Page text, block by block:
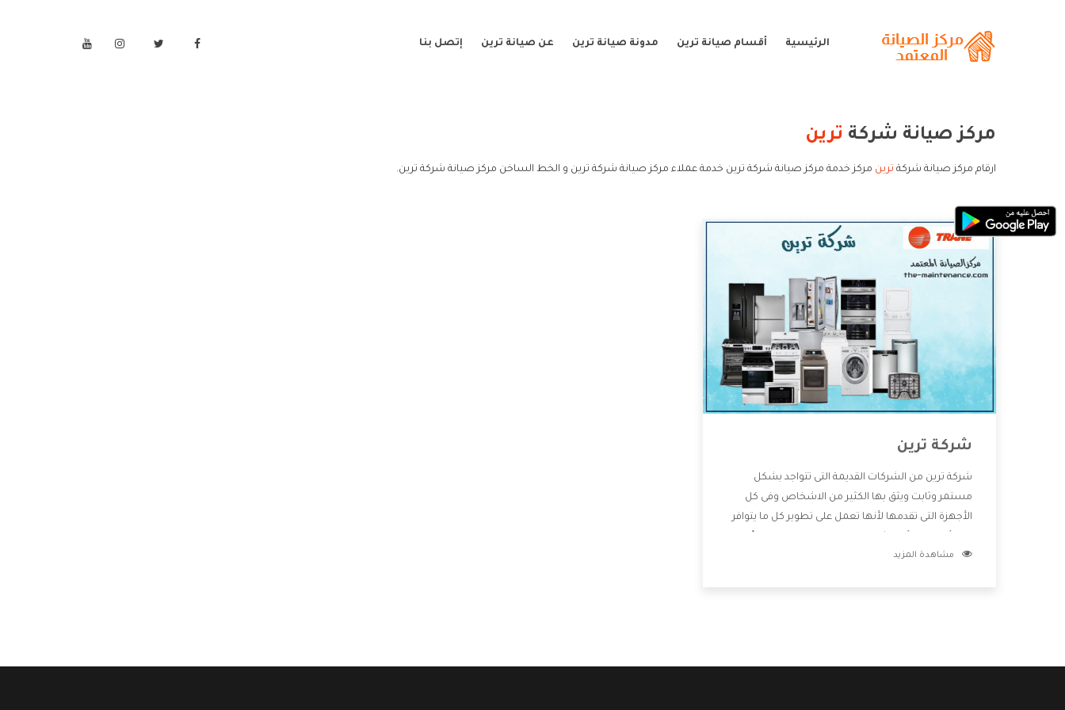
الرئيسية أقسام صيانة ترين مدونة صيانة ترين عن صيانة ترين إتصل بنا
مركز صيانة شركة ترين
ارقام مركز صيانة شركة ترين مركز خدمة مركز صيانة شركة ترين خدمة عملاء مركز صيانة شركة ترين و الخط الساخن مركز صيانة شركة ترين.
شركة ترين
شركة ترين من الشركات القديمة التى تتواجد بشكل
مستمر وثابت ويثق بها الكثير من الاشخاص وفى كل
الأجهزة التى تقدمها لأنها تعمل على تطوير كل ما يتوافر
خدمات ما بعد البيع مع المنتجات وتقدم للعملاء أقوى
مشاهدة المزيد